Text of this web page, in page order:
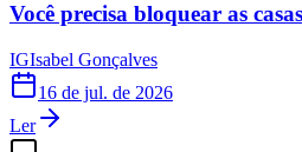
Você precisa bloquear as
IGIsabel Gonçalves
16 de jul. de 2026
Ler